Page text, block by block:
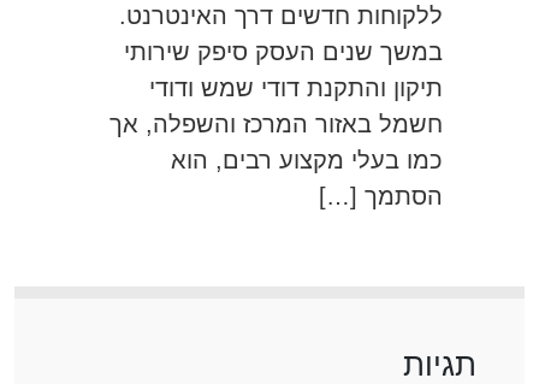
ללקוחות חדשים דרך האינטרנט.
במשך שנים העסק סיפק שירותי
תיקון והתקנת דודי שמש ודודי
חשמל באזור המרכז והשפלה, אך
כמו בעלי מקצוע רבים, הוא
הסתמך […]
תגיות